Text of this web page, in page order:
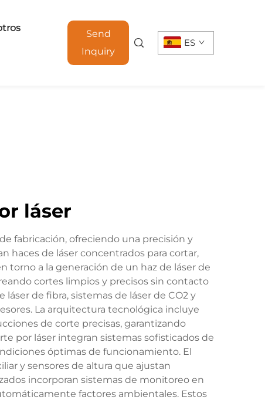
Send
Inquiry
ES
láser
fabricación, ofreciendo una precisión y
haces de láser concentrados para cortar,
torno a la generación de un haz de láser de
cortes limpios y precisos sin contacto
de fibra, sistemas de láser de CO2 y
La arquitectura tecnológica incluye
de corte precisas, garantizando
por láser integran sistemas sofisticados de
óptimas de funcionamiento. El
y sensores de altura que ajustan
incorporan sistemas de monitoreo en
factores ambientales. Estos